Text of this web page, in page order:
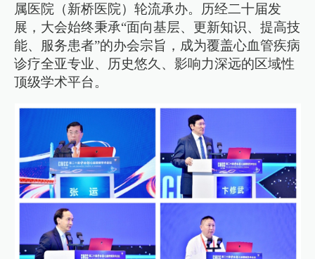
属医院（新桥医院）轮流承办。历经二十届发
展，大会始终秉承“面向基层、更新知识、提高技
能、服务患者”的办会宗旨，成为覆盖心血管疾病
诊疗全亚专业、历史悠久、影响力深远的区域性
顶级学术平台。